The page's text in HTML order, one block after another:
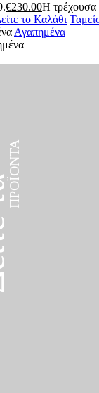
€230.00Η τρέχουσα
το Καλάθι
Αγαπημένα
ΠΡΟΪΌΝΤΑ